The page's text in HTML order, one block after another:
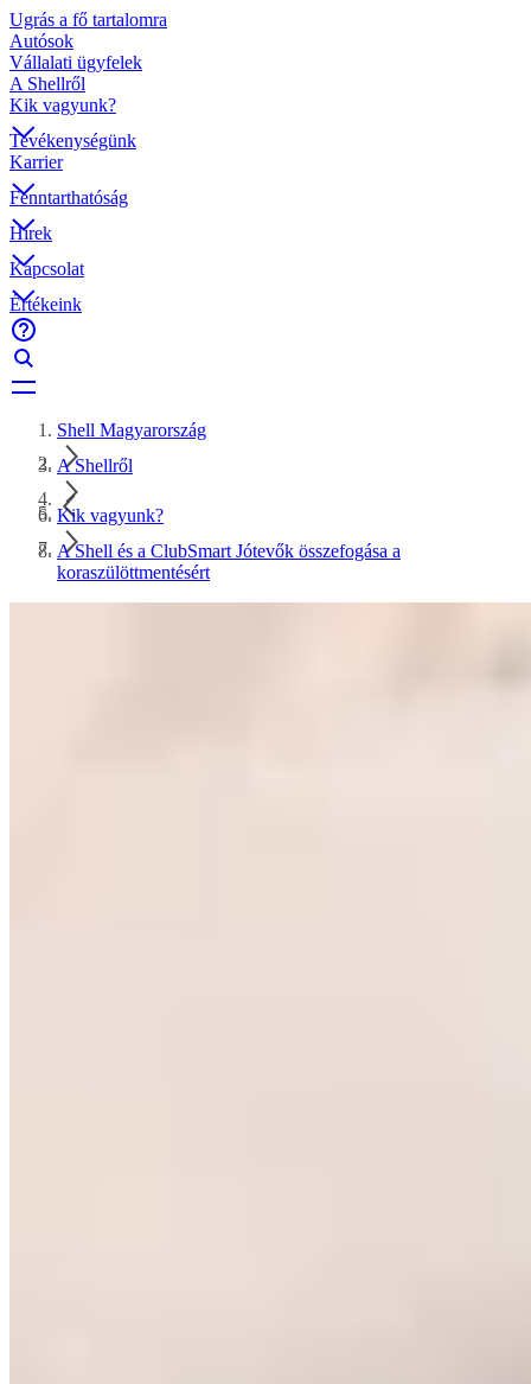
Ugrás a fő tartalomra
Autósok
Vállalati ügyfelek
A Shellről
Kik vagyunk?
Tevékenységünk
Karrier
Fenntarthatóság
Hírek
Kapcsolat
Értékeink
Shell Magyarország
A Shellről
Kik vagyunk?
A Shell és a ClubSmart Jótevők összefogása a
koraszülöttmentésért